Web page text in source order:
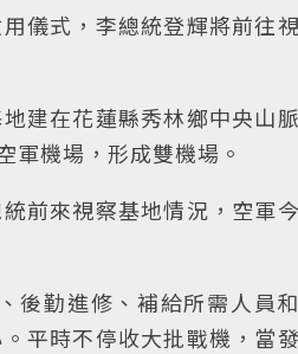
儀式，李總統登輝將前往
建在花蓮縣秀林鄉中央山
軍機場，形成雙機場。
前來視察基地情況，空軍
後勤進修、補給所需人員
平時不停收大批戰機，當